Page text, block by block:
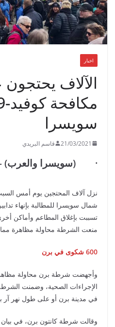
اخبار
الآلاف يحتجون
سويسرا
21/03/2021 قاسم البريدي
· (سويسرا والعرب) –
نزل آلاف المحتجين يوم أمس
شمال سويسرا للمطالبة بإنهاء
تسببت بإغلاق المطاعم وأماكن
منعت الشرطة محاولة مظاهرة
600 شكوى في برن
وأجهضت شرطة برن محاولة
الإجراءات الصحية، وضمنت
في مدينة برن أو على طول نهر آر
وقالت شرطة كانتون برن، في